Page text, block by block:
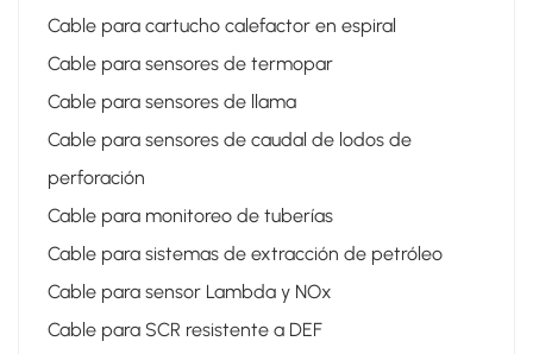
Cable para cartucho calefactor en espiral
Cable para sensores de termopar
Cable para sensores de llama
Cable para sensores de caudal de lodos de
perforación
Cable para monitoreo de tuberías
Cable para sistemas de extracción de petróleo
Cable para sensor Lambda y NOx
Cable para SCR resistente a DEF